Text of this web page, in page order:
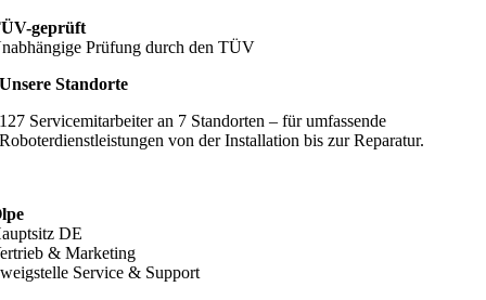
geprüft
Prüfung durch den TÜV
Unsere Standorte
127 Servicemitarbeiter an 7 Standorten – für umfassende
Roboterdienstleistungen von der Installation bis zur Reparatur.
DE
& Marketing
Service & Support